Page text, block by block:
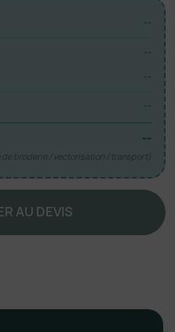
--
--
--
--
--
de broderie / vectorisation / transport)
AU DEVIS